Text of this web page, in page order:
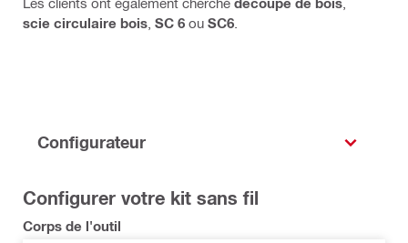
scie circulaire bois SC 6 ou SC6
Configurateur
Configurer votre kit sans fil
Corps de l'outil